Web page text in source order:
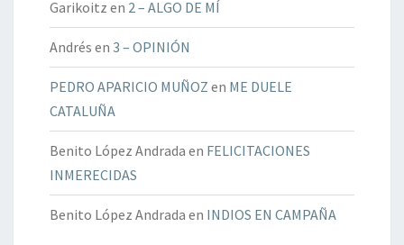
Garikoitz en 2 – ALGO DE MÍ
Andrés en 3 – OPINIÓN
PEDRO APARICIO MUÑOZ en ME DUELE
CATALUÑA
Benito López Andrada en FELICITACIONES
INMERECIDAS
Benito López Andrada en INDIOS EN CAMPAÑA